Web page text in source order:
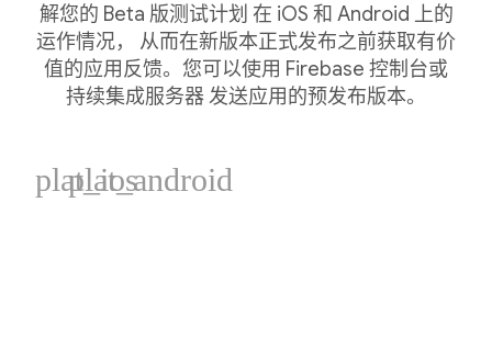
解您的 Beta 版测试计划 在 iOS 和 Android 上的
运作情况， 从而在新版本正式发布之前获取有价
值的应用反馈。您可以使用 Firebase 控制台或
持续集成服务器 发送应用的预发布版本。
plat_ios
plat_android